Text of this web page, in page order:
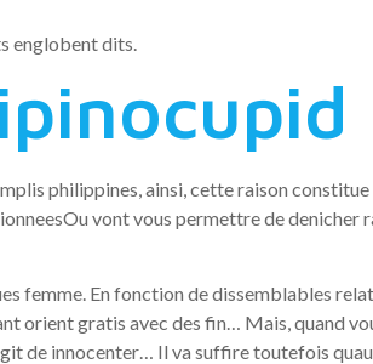
englobent dits.
philippines, ainsi, cette raison
vont vous permettre de denicher
femme. En fonction de dissemblables
orient gratis avec des fin… Mais, quand
de innocenter… Il va suffire toutefois